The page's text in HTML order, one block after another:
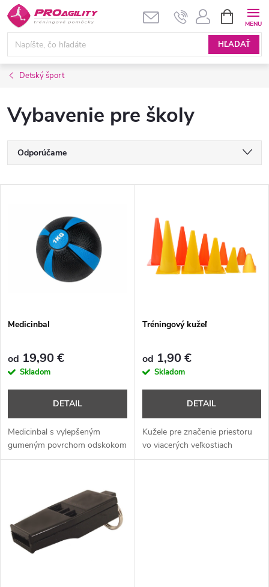
Prejsť
na
obsah
HĽADAŤ
KOŠÍK
Detský šport
Vybavenie pre školy
R
a
e
p
r
o
d
k
t
Odporúčame
Najpredávanejšie
Abecedne
s
p
r
d
u
t
Medicinbal
od 19,90 €
Skladom
DETAIL
Medicinbal s vylepšeným
gumeným povrchom odskokom
Tréningový kužeľ
od 1,90 €
Skladom
DETAIL
Kužele pre značenie priestoru
vo viacerých veľkostiach